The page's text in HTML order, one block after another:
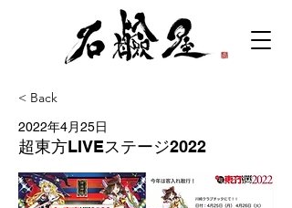
< Back
2022年4月25日
超東方LIVEステージ2022